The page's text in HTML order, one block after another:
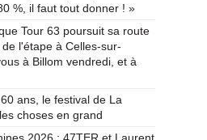
%, il faut tout donner ! »
Tour 63 poursuit sa route
l'étape à Celles-sur-
à Billom vendredi, et à
ans, le festival de La
choses en grand